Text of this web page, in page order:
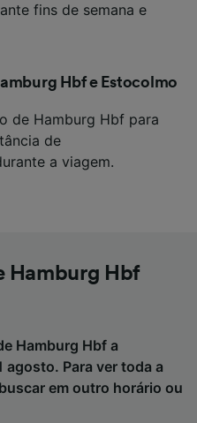
fins de semana e
Hbf e Estocolmo
de Hamburg Hbf para
de
a viagem.
Hamburg Hbf
Hamburg Hbf a
agosto. Para ver toda a
em outro horário ou